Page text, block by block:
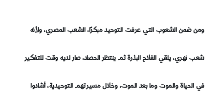
ومن ضمن الشعوب التي عرفت التوحيد مبكرًا، الشعب المصري، ولأنه
شعب نهري، يلقي الفلاح البذرة ثم ينتظر الحصاد، صار لديه وقت للتفكير
في الحياة والموت وما بعد الموت، وخلال مسيرتهم التوحيدية، أشادوا